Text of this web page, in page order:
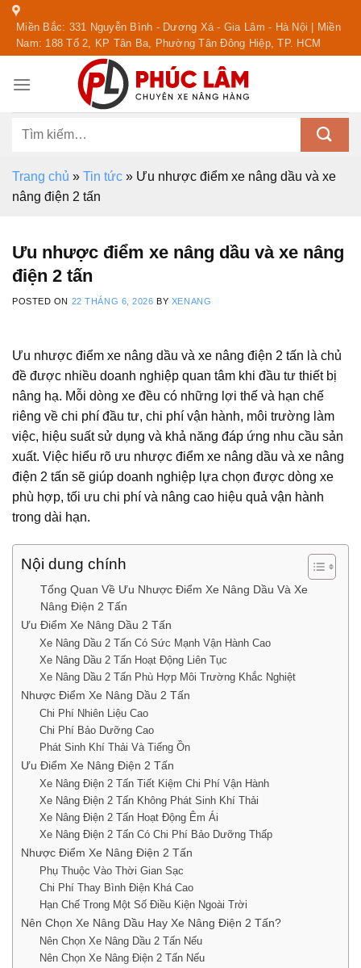
Skip
content
Miền Bắc: 331 Nguyễn Bình - Dương Xá - Gia Lâm - Hà Nội | Miền
Nam: 188 Tổ 2, KP Tân Ba, Phường Tân Đông Hiệp, TP. HCM
Tìm
Trang chủ » Tin tức » Ưu nhược điểm xe nâng dầu và xe
nâng điện 2 tấn
Ưu nhược điểm xe nâng dầu và xe nâng
điện 2 tấn
POSTED ON 22 THÁNG 6, 2026 BY XENANG
Ưu nhược điểm xe nâng dầu và xe nâng điện 2 tấn là chủ
đề được nhiều doanh nghiệp quan tâm khi đầu tư thiết bị
nâng hạ. Mỗi dòng xe đều có những lợi thế và hạn chế
riêng về chi phí đầu tư, chi phí vận hành, môi trường làm
việc, hiệu suất sử dụng và khả năng đáp ứng nhu cầu sản
xuất. Việc hiểu rõ ưu nhược điểm xe nâng dầu và xe nâng
điện 2 tấn sẽ giúp doanh nghiệp lựa chọn được dòng xe
phù hợp, tối ưu chi phí và nâng cao hiệu quả vận hành
trong dài hạn.
Nội dung chính
Tổng Quan Về Ưu Nhược Điểm Xe Nâng Dầu Và Xe
Nâng Điện 2 Tấn
Ưu Điểm Xe Nâng Dầu 2 Tấn
Xe Nâng Dầu 2 Tấn Có Sức Mạnh Vận Hành Cao
Xe Nâng Dầu 2 Tấn Hoạt Động Liên Tục
Xe Nâng Dầu 2 Tấn Phù Hợp Môi Trường Khắc Nghiệt
Nhược Điểm Xe Nâng Dầu 2 Tấn
Chi Phí Nhiên Liệu Cao
Chi Phí Bảo Dưỡng Cao
Phát Sinh Khí Thải Và Tiếng Ồn
Ưu Điểm Xe Nâng Điện 2 Tấn
Xe Nâng Điện 2 Tấn Tiết Kiệm Chi Phí Vận Hành
Xe Nâng Điện 2 Tấn Không Phát Sinh Khí Thải
Xe Nâng Điện 2 Tấn Hoạt Động Êm Ái
Xe Nâng Điện 2 Tấn Có Chi Phí Bảo Dưỡng Thấp
Nhược Điểm Xe Nâng Điện 2 Tấn
Phụ Thuộc Vào Thời Gian Sạc
Chi Phí Thay Bình Điện Khá Cao
Hạn Chế Trong Một Số Điều Kiện Ngoài Trời
Nên Chọn Xe Nâng Dầu Hay Xe Nâng Điện 2 Tấn?
Nên Chọn Xe Nâng Dầu 2 Tấn Nếu
Nên Chọn Xe Nâng Điện 2 Tấn Nếu